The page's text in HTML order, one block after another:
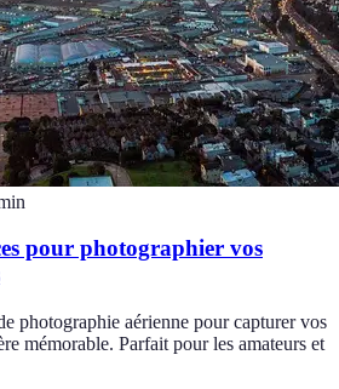
pour photographier vos
photographie aérienne pour capturer vos
mémorable. Parfait pour les amateurs et